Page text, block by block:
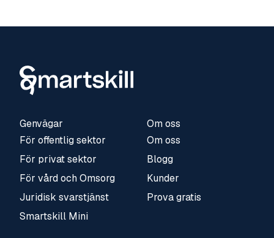
Genvägar
För offentlig sektor
För privat sektor
För vård och Omsorg
Juridisk svarstjänst
Smartskill Mini
Om oss
Om oss
Blogg
Kunder
Prova gratis